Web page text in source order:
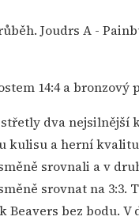
Joudrs A -
14:4 a bronzový
dva nejsilnější
kulisu a herní
srovnali a v
srovnat na 3:3.
bez bodu. V